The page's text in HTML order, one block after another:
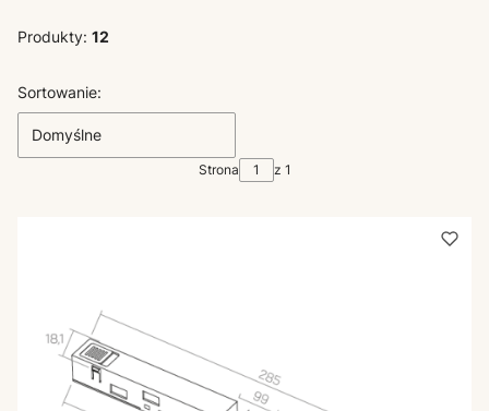
Produkty: 12
Lista produktów
Sortowanie:
Domyślne
Strona z 1